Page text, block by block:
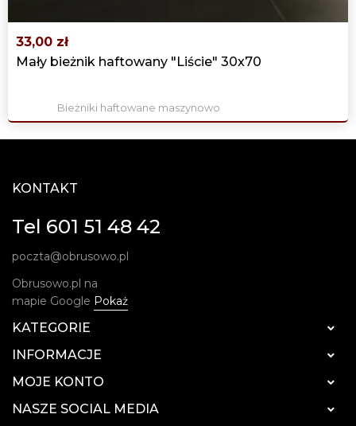
33,00 zł
Mały bieżnik haftowany "Liście" 30x70
Bieżniki haftowane maszynowo
KONTAKT
Tel 601 51 48 42
poczta@obrusowo.pl
Obrusowo.pl na
mapie Google Pokaż
KATEGORIE 
INFORMACJE 
MOJE KONTO 
NASZE SOCIAL MEDIA 